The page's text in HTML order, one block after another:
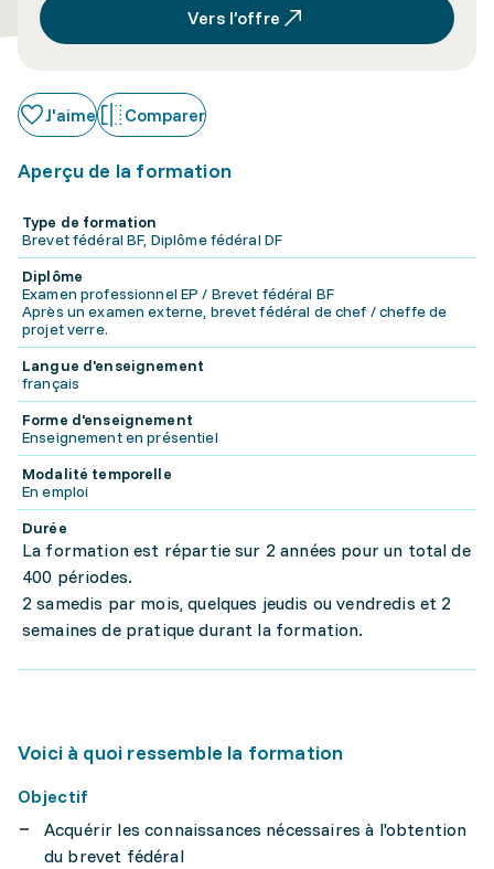
Vers l’offre
J'aime Comparer
Aperçu de la formation
Type de formation
Brevet fédéral BF, Diplôme fédéral DF
Diplôme
Examen professionnel EP / Brevet fédéral BF
Après un examen externe, brevet fédéral de chef / cheffe de
projet verre.
Langue d'enseignement
français
Forme d'enseignement
Enseignement en présentiel
Modalité temporelle
En emploi
Durée
La formation est répartie sur 2 années pour un total de
400 périodes.
2 samedis par mois, quelques jeudis ou vendredis et 2
semaines de pratique durant la formation.
Voici à quoi ressemble la formation
Objectif
Acquérir les connaissances nécessaires à l'obtention
du brevet fédéral